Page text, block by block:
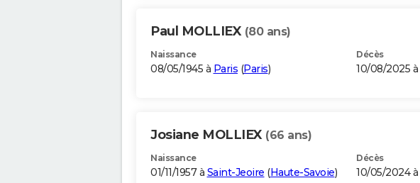
Paul MOLLIEX (80 ans)
Naissance
08/05/1945 à Paris (Paris)
Décès
10/08/2025 à
Josiane MOLLIEX (66 ans)
Naissance
01/11/1957 à Saint-Jeoire (Haute-Savoie)
Décès
10/05/2024 à